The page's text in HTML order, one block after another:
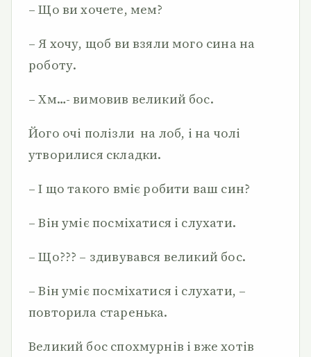
– Що ви хочете, мем?
– Я хочу, щоб ви взяли мого сина на
роботу.
– Хм…- вимовив великий бос.
Його очі полізли на лоб, і на чолі
утворилися складки.
– І що такого вміє робити ваш син?
– Він уміє посміхатися і слухати.
– Що??? – здивувався великий бос.
– Він уміє посміхатися і слухати, –
повторила старенька.
Великий бос спохмурнів і вже хотів